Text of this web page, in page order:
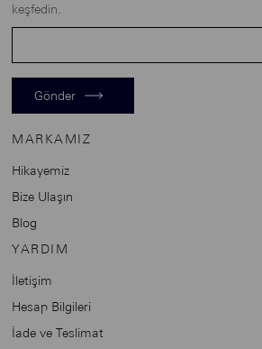
keşfedin.
Gönder
MARKAMIZ
Hikayemiz
Bize Ulaşın
Blog
YARDIM
İletişim
Hesap Bilgileri
İade ve Teslimat